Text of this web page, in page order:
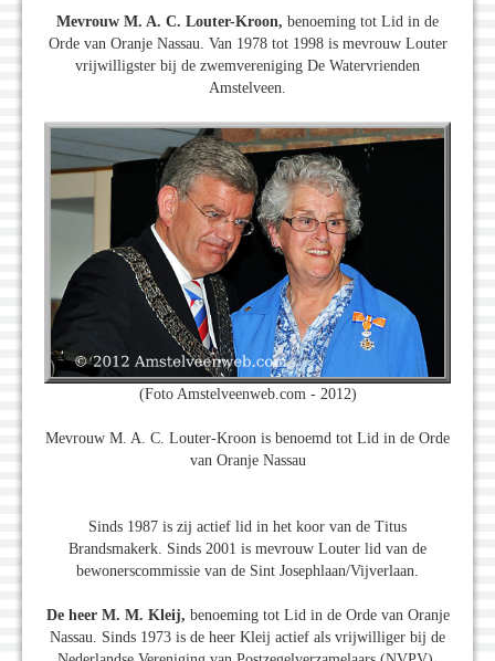
Mevrouw M. A. C. Louter-Kroon, benoeming tot Lid in de
Orde van Oranje Nassau. Van 1978 tot 1998 is mevrouw Louter
vrijwilligster bij de zwemvereniging De Watervrienden
Amstelveen.
(Foto Amstelveenweb.com - 2012)
Mevrouw M. A. C. Louter-Kroon is benoemd tot Lid in de Orde
van Oranje Nassau
Sinds 1987 is zij actief lid in het koor van de Titus
Brandsmakerk. Sinds 2001 is mevrouw Louter lid van de
bewonerscommissie van de Sint Josephlaan/Vijverlaan.
De heer M. M. Kleij, benoeming tot Lid in de Orde van Oranje
Nassau. Sinds 1973 is de heer Kleij actief als vrijwilliger bij de